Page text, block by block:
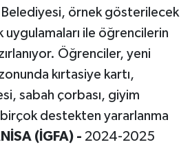
Belediyesi, örnek gösterilecek
ile öğrencilerin
Öğrenciler, yeni
kırtasiye kartı,
sabah çorbası, giyim
birçok destekten yararlanma
(İGFA) - 2024-2025